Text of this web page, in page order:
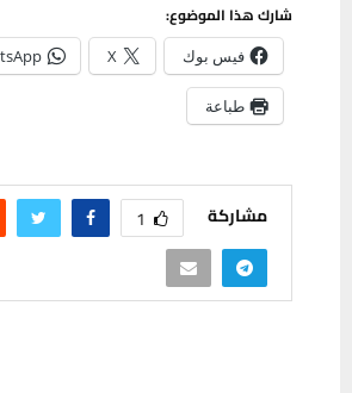
شارك هذا الموضوع:
فيس بوك X
طباعة
مشاركة 1